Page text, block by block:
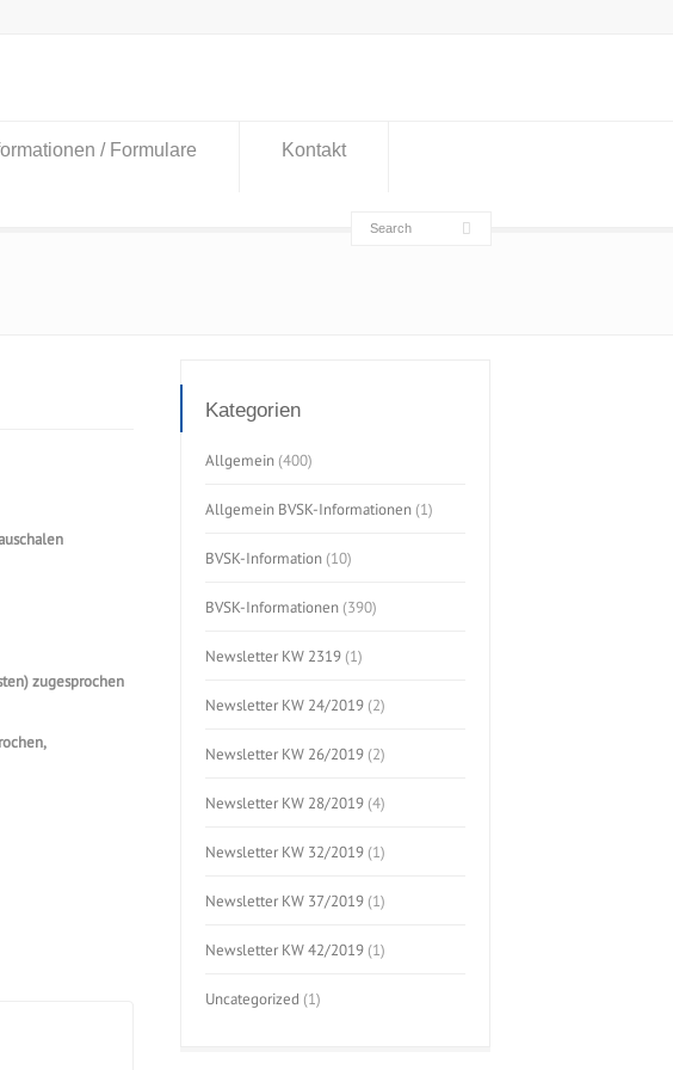
/ Formulare Kontakt
zugesprochen
Kategorien
Allgemein (400)
Allgemein BVSK-Informationen (1)
BVSK-Information (10)
BVSK-Informationen (390)
Newsletter KW 2319 (1)
Newsletter KW 24/2019 (2)
Newsletter KW 26/2019 (2)
Newsletter KW 28/2019 (4)
Newsletter KW 32/2019 (1)
Newsletter KW 37/2019 (1)
Newsletter KW 42/2019 (1)
Uncategorized (1)